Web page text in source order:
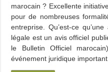
marocain ? Excellente
pour de nombreuses
entreprise. Qu’est-ce
légale est un avis officiel
le Bulletin Officiel
événement juridique